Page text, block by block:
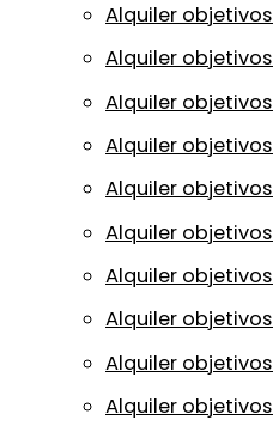
Alquiler
Alquiler
Alquiler
Alquiler objetivos
Alquiler objetivos
Alquiler
Alquiler
Alquiler objetivos
Alquiler
Alquiler